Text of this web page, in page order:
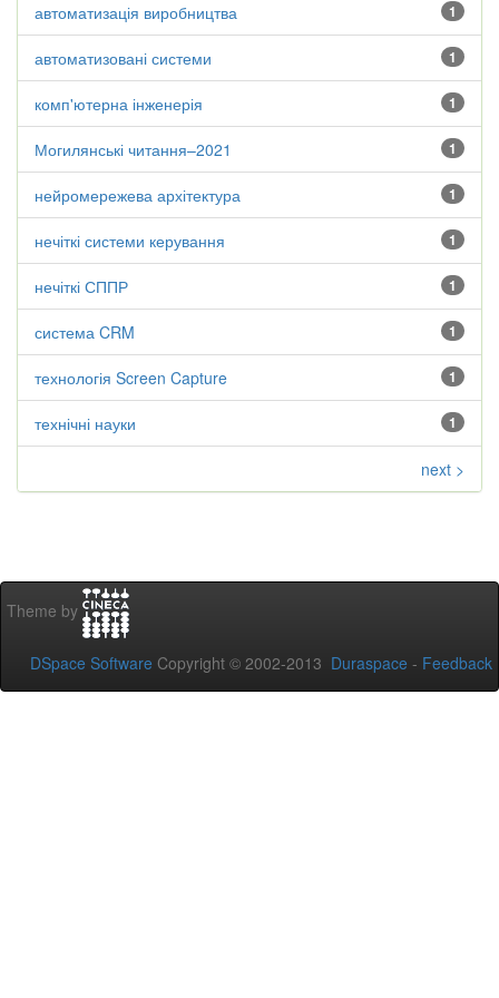
1
автоматизація виробництва
1
автоматизовані системи
1
комп'ютерна інженерія
1
Могилянські читання–2021
1
нейромережева архітектура
1
нечіткі системи керування
1
нечіткі СППР
1
система CRM
1
технологія Screen Capture
1
технічні науки
next >
Theme by
DSpace Software Copyright © 2002-2013 Duraspace - Feedback